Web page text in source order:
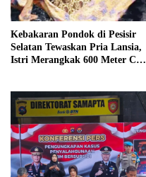
Kebakaran Pondok di Pesisir
Selatan Tewaskan Pria Lansia,
Istri Merangkak 600 Meter Cari